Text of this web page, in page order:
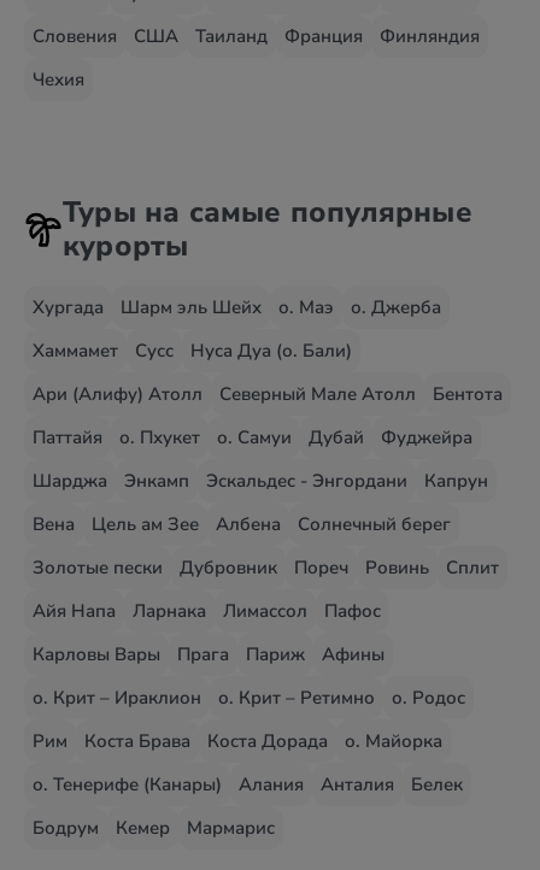
Словения
США Таиланд Франция
Финляндия
Чехия
Туры на самые популярные
курорты
Хургада Шарм эль Шейх о. Маэ
о. Джерба
Хаммамет
Сусс
Нуса Дуа (о. Бали)
Ари (Алифу) Атолл
Северный Мале Атолл
Бентота
Паттайя
о. Пхукет о. Самуи Дубай
Фуджейра
Шарджа
Энкамп Эскальдес - Энгордани
Капрун
Вена
Цель ам Зее Албена
Солнечный берег
Золотые пески
Дубровник Пореч Ровинь
Сплит
Айя Напа
Ларнака Лимассол
Пафос
Карловы Вары
Прага Париж
Афины
о. Крит – Ираклион
о. Крит – Ретимно
о. Родос
Рим
Коста Брава Коста Дорада
о. Майорка
о. Тенерифе (Канары)
Алания Анталия
Белек
Бодрум
Кемер Мармарис